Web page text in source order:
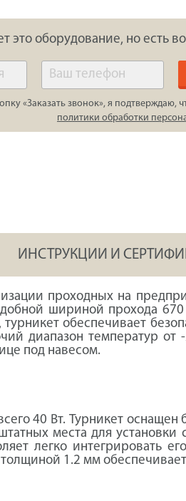
это оборудование, но есть
«Заказать звонок», я подтверждаю,
политики обработки
ИНСТРУКЦИИ И
проходных на
шириной прохода
обеспечивает
диапазон температур от
под навесом.
40 Вт. Турникет
места для установки
легко интегрировать
1.2 мм